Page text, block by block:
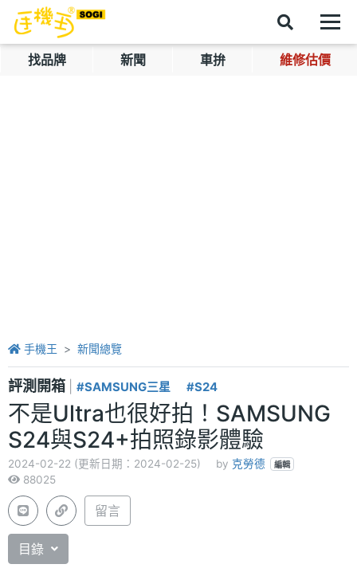
找品牌 新聞 車拚 維修估價
手機王 新聞總覽
評測開箱 #SAMSUNG三星 #S24
不是Ultra也很好拍！SAMSUNG
S24與S24+拍照錄影體驗
2024-02-22 (更新日期：2024-02-25) by 克勞德 編輯
88025
留言
目錄